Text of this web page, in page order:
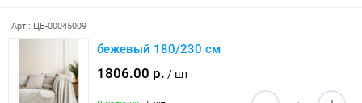
Арт.: ЦБ-00045009
бежевый 180/230 см
1806.00 р. / шт